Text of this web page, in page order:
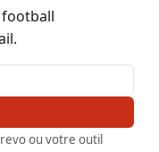
football
ou votre outil